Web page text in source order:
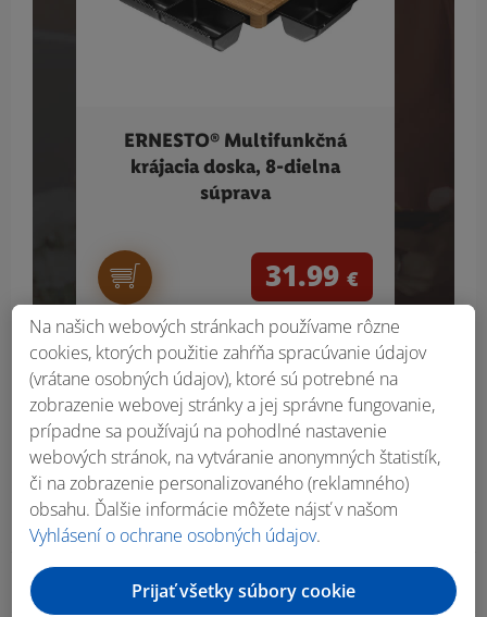
ERNESTO® Multifunkčná
krájacia doska, 8-dielna
súprava
31.99 €
Obsah bočného panela
Na našich webových stránkach používame rôzne
cookies, ktorých použitie zahŕňa spracúvanie údajov
(vrátane osobných údajov), ktoré sú potrebné na
zobrazenie webovej stránky a jej správne fungovanie,
prípadne sa používajú na pohodlné nastavenie
webových stránok, na vytváranie anonymných štatistík,
či na zobrazenie personalizovaného (reklamného)
obsahu. Ďalšie informácie môžete nájsť v našom
Vyhlásení o ochrane osobných údajov.
Prijať všetky súbory cookie